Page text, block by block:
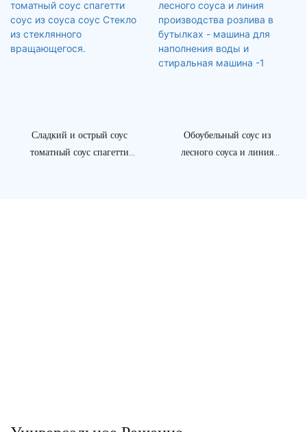
системой CIP для
взвешивания и
упаковочной машины
Сладкий и острый соус
томатный соус спагетти
Обоубельный соус из
лесного соуса и линия